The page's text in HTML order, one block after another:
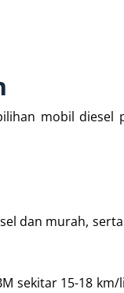
mobil diesel
dan murah,
sekitar 15-18